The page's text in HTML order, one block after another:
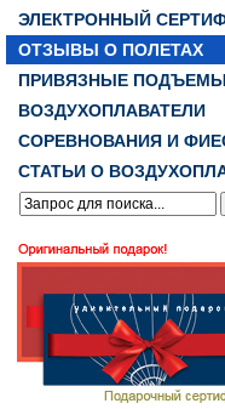
ЭЛЕКТРОННЫЙ
ОТЗЫВЫ О ПОЛЕТАХ
ПРИВЯЗНЫЕ ПОДЪЕМЫ
ВОЗДУХОПЛАВАТЕЛИ
СОРЕВНОВАНИЯ И
СТАТЬИ О